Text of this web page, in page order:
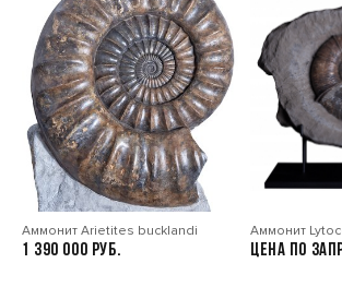
Аммонит Arietites bucklandi
1 390 000
Аммонит
Цена по